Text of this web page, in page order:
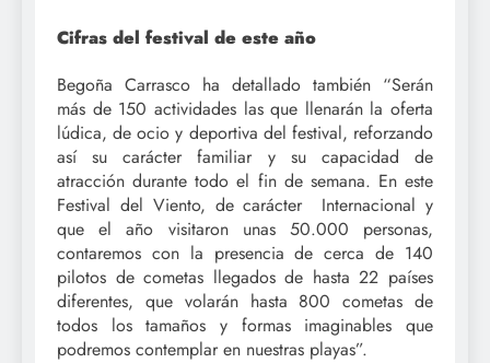
Cifras del festival de este año
Begoña Carrasco ha detallado también “Serán
más de 150 actividades las que llenarán la oferta
lúdica, de ocio y deportiva del festival, reforzando
así su carácter familiar y su capacidad de
atracción durante todo el fin de semana. En este
Festival del Viento, de carácter Internacional y
que el año visitaron unas 50.000 personas,
contaremos con la presencia de cerca de 140
pilotos de cometas llegados de hasta 22 países
diferentes, que volarán hasta 800 cometas de
todos los tamaños y formas imaginables que
podremos contemplar en nuestras playas”.